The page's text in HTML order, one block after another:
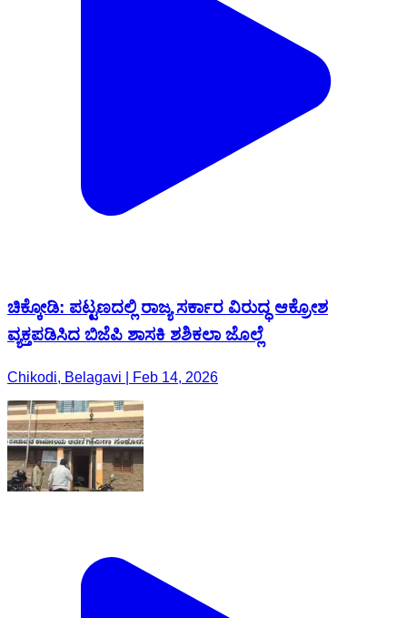
ಚಿಕ್ಕೋಡಿ: ಪಟ್ಟಣದಲ್ಲಿ ರಾಜ್ಯ ಸರ್ಕಾರ ವಿರುದ್ಧ ಆಕ್ರೋಶ
ವ್ಯಕ್ತಪಡಿಸಿದ ಬಿಜೆಪಿ ಶಾಸಕಿ ಶಶಿಕಲಾ ಜೊಲ್ಲೆ
Chikodi, Belagavi | Feb 14, 2026